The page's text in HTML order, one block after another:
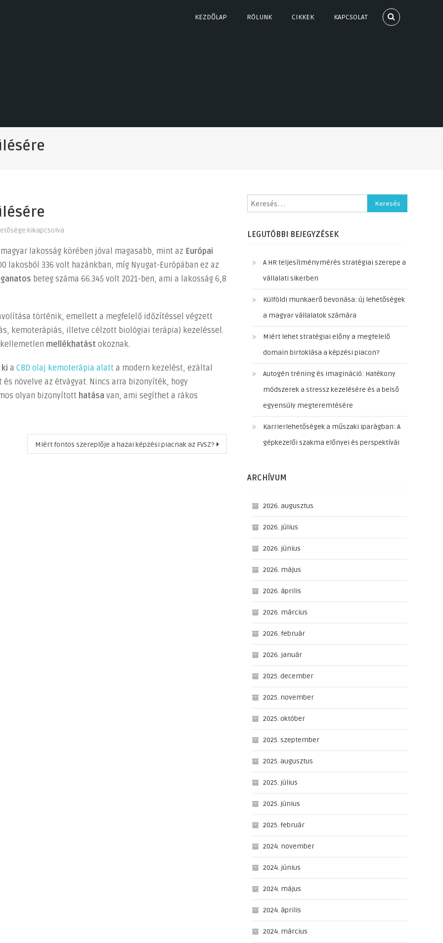
KEZDŐLAP RÓLUNK CIKKEK KAPCSOLAT
kikapcsolva
lakosság körében jóval magasabb, mint az Európai
lakosból 336 volt hazánkban, míg Nyugat-Európában ez az
beteg száma 66.345 volt 2021-ben, ami a lakosság 6,8
történik, emellett a megfelelő időzítéssel végzett
kemoterápiás, illetve célzott biológiai terápia) kezeléssel.
mellékhatást okoznak.
a CBD olaj kemoterápia alatt a modern kezelést, ezáltal
növelve az étvágyat. Nincs arra bizonyíték, hogy
olyan bizonyított hatása van, ami segíthet a rákos
Miért fontos szereplője a hazai képzési piacnak az FVSZ?
Keresés:
LEGUTÓBBI BEJEGYZÉSEK
A HR teljesítménymérés stratégiai szerepe a
vállalati sikerben
Külföldi munkaerő bevonása: új lehetőségek
a magyar vállalatok számára
Miért lehet stratégiai előny a megfelelő
domain birtoklása a képzési piacon?
Autogén tréning és imagináció: Hatékony
módszerek a stressz kezelésére és a belső
egyensúly megteremtésére
Karrierlehetőségek a műszaki iparágban: A
gépkezelői szakma előnyei és perspektívái
ARCHÍVUM
2026. augusztus
2026. július
2026. június
2026. május
2026. április
2026. március
2026. február
2026. január
2025. december
2025. november
2025. október
2025. szeptember
2025. augusztus
2025. július
2025. június
2025. február
2024. november
2024. június
2024. május
2024. április
2024. március